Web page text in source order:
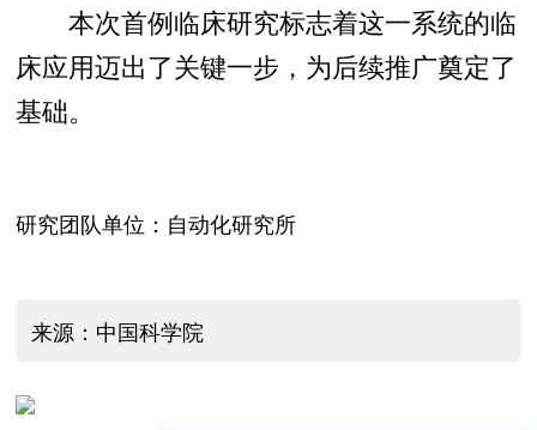
本次首例临床研究标志着这一系统的临
床应用迈出了关键一步，为后续推广奠定了
基础。
研究团队单位：自动化研究所
来源：中国科学院